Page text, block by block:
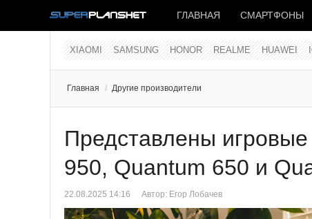
ГЛАВНАЯ СМАРТФОНЫ
XIAOMI SAMSUNG HONOR REALME HUAWEI
Главная / Другие производители
Представлены
950, Quantum 650 и
22.08.2025 14:16 Автор: Егор Лобачев